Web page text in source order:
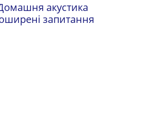
акустика
запитання